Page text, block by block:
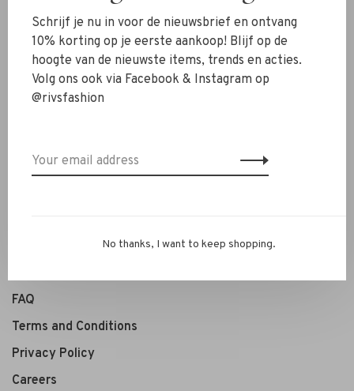
Jewelry
Accessoires
SALE
About us
Exchanges & retour
FAQ
Terms and Conditions
Privacy Policy
Careers
Schrijf je nu in voor de nieuwsbrief en ontvang
10% korting op je eerste aankoop! Blijf op de
hoogte van de nieuwste items, trends en acties.
Volg ons ook via Facebook & Instagram op
@rivsfashion
No thanks, I want to keep shopping.